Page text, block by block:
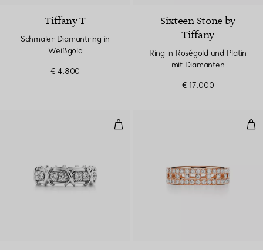
Tiffany T
Schmaler Diamantring in
Weißgold
€ 4.800
Sixteen Stone by
Tiffany
Ring in Roségold und Platin
mit Diamanten
€ 17.000
Ring in Platin mit Diamanten